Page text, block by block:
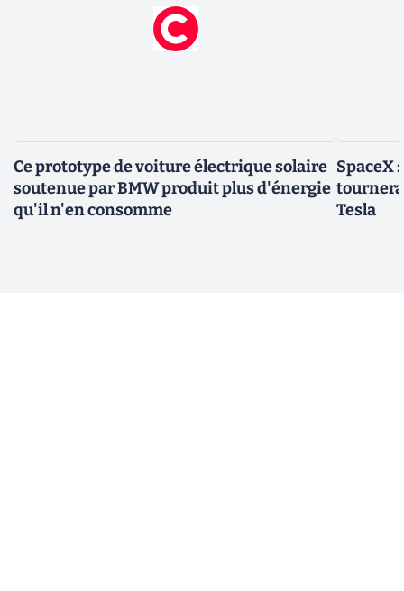
Ce prototype de voiture électrique solaire
soutenue par BMW produit plus d'énergie
qu'il n'en consomme
SpaceX
Tesla